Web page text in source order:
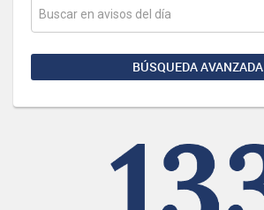
BÚSQUEDA AVANZADA